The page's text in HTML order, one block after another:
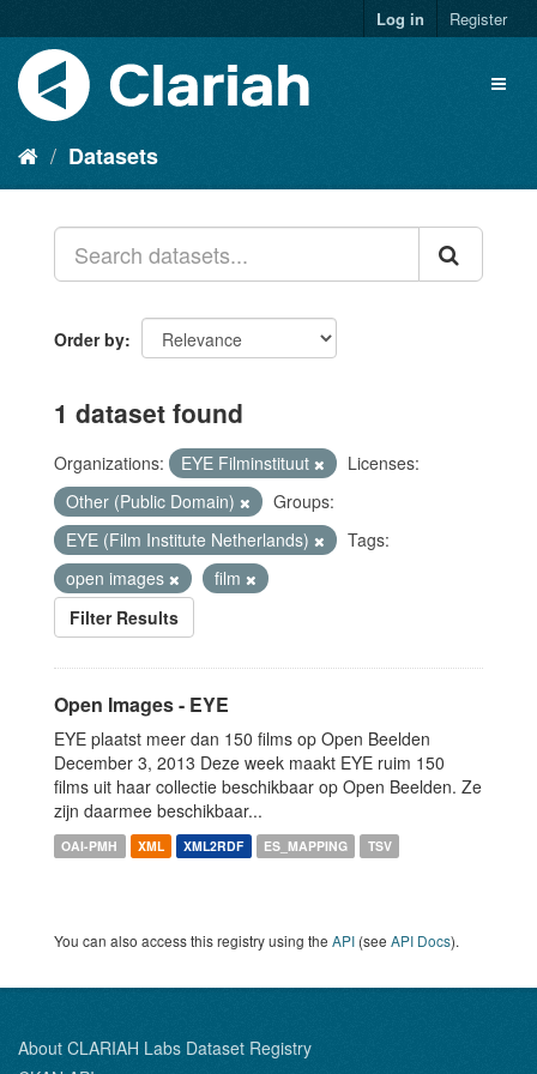
Log in Register
Datasets
Order by
1 dataset found
Organizations: EYE Filminstituut
Licenses:
Other (Public Domain)
Groups:
EYE (Film Institute Netherlands)
Tags:
open images
film
Filter Results
Open Images - EYE
EYE plaatst meer dan 150 films op Open Beelden
December 3, 2013 Deze week maakt EYE ruim 150
films uit haar collectie beschikbaar op Open Beelden. Ze
zijn daarmee beschikbaar...
OAI-PMH XML XML2RDF ES_MAPPING TSV
You can also access this registry using the API (see API Docs).
About CLARIAH Labs Dataset Registry